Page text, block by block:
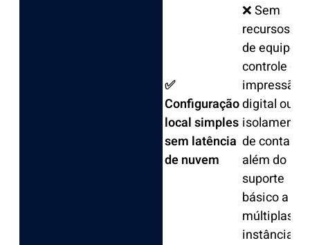
✅
Configuração
local simples
sem latência
de nuvem
❌ Sem
recursos
de equipe,
controle de
impressão
digital ou
isolamento
de conta
além do
suporte
básico a
múltiplas
instâncias